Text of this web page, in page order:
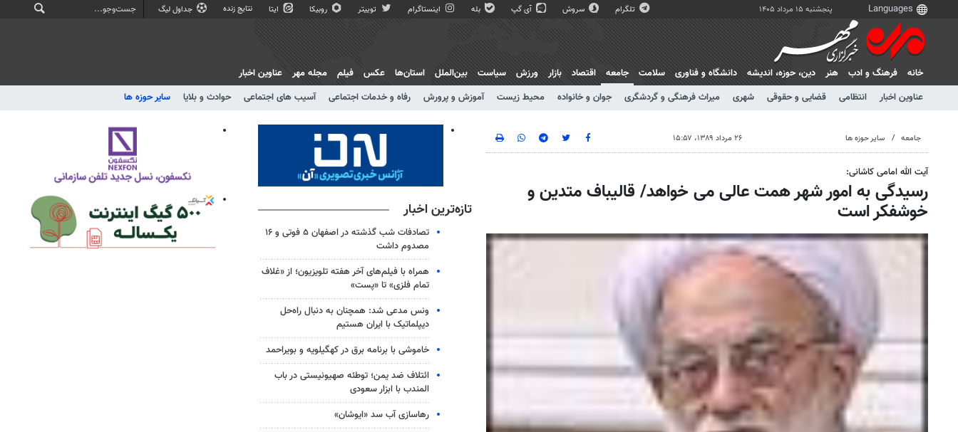
پنجشنبه ۱۵ مرداد ۱۴۰۵ تلگرام سروش آی گپ بله اینستاگرام توییتر روبیکا ایتا نتایج زنده جداول لیگ
خانه فرهنگ و ادب هنر دين، حوزه، انديشه دانشگاه و فناوری سلامت
جامعه
عناوین اخبار
انتظامی قضایی و حقوقی شهری میراث فرهنگی و گردشگری جوان و خانواده محیط زیست آموزش و پرورش رفاه و خدمات اجتماعی آسیب های اجتماعی حوادث و بلایا سایر حوزه ها
اقتصاد بازار ورزش سیاست بین‌الملل استان‌ها عکس فیلم مجله مهر عناوین اخبار
جامعه سایر حوزه ها ۲۶ مرداد ۱۳۸۹، ۱۵:۵۷
آیت الله امامی کاشانی:
رسیدگی به امور شهر همت عالی می خواهد/ قالیباف متدین و
خوشفکر است تازه‌ترین اخبار
تصادفات شب گذشته در اصفهان ۵ فوتی و ۱۶
مصدوم داشت
همراه با فیلم‌های آخر هفته تلویزیون؛ از «غلاف
تمام فلزی» تا «پست»
ونس مدعی شد: همچنان به دنبال راه‌حل
دیپلماتیک با ایران هستیم
خاموشی با برنامه برق در کهگیلویه و بویراحمد
ائتلاف ضد یمن؛ توطئه صهیونیستی در باب
المندب با ابزار سعودی
رهاسازی آب سد «ایوشان»